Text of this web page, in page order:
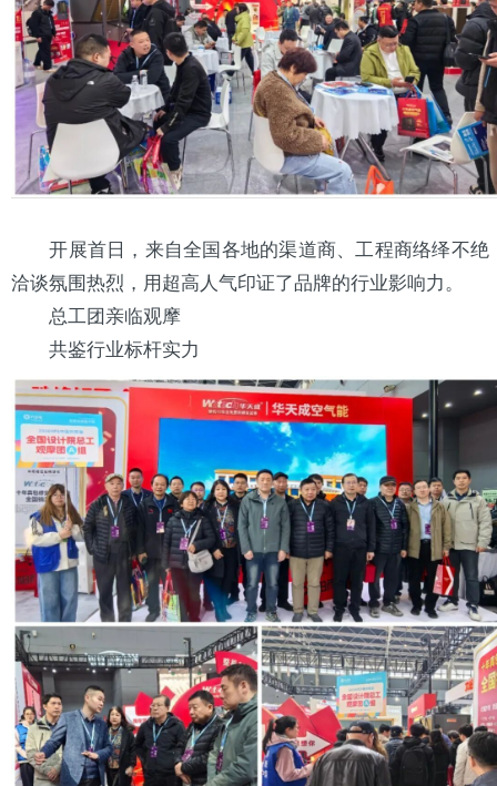
开展首日，来自全国各地的渠道商、工程商络绎不绝
洽谈氛围热烈，用超高人气印证了品牌的行业影响力。
总工团亲临观摩
共鉴行业标杆实力